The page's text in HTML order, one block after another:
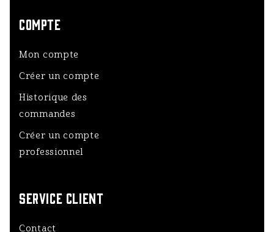
COMPTE
Mon compte
Créer un compte
Historique des
commandes
Créer un compte
professionnel
SERVICE CLIENT
Contact